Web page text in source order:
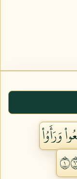
وَرَأَوُاْ